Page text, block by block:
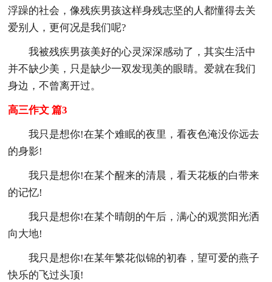
浮躁的社会，像残疾男孩这样身残志坚的人都懂得去关
爱别人，更何况是我们呢?
我被残疾男孩美好的心灵深深感动了，其实生活中
并不缺少美，只是缺少一双发现美的眼睛。爱就在我们
身边，不曾离开过。
高三作文 篇3
我只是想你!在某个难眠的夜里，看夜色淹没你远去
的身影!
我只是想你!在某个醒来的清晨，看天花板的白带来
的记忆!
我只是想你!在某个晴朗的午后，满心的观赏阳光洒
向大地!
我只是想你!在某年繁花似锦的初春，望可爱的燕子
快乐的飞过头顶!